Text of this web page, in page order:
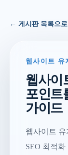
← 게시판 목록으로
웹사이트 유
웹사이
포인트
가이드
웹사이트
SEO 최적